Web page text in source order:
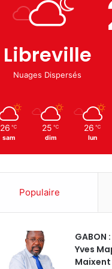
Libreville
Nuages Dispersés
26 ℃
sam
25 ℃
dim
26 ℃
lun
Populaire
GABON
Yves